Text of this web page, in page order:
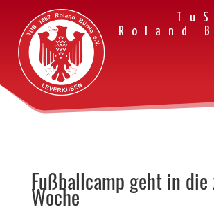
Roland
Fußballcamp geht in die
Woche